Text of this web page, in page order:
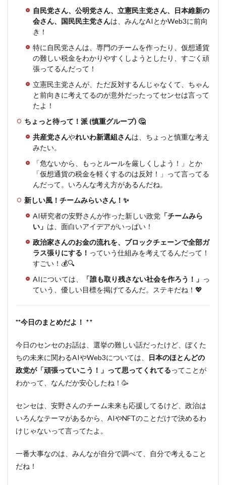
自民党さん、公明党さん、立憲民主党さん、日本維新の
会さん、国民民主党さんは、みんなAIとかWeb3に前向
き！
特に自民党さんは、専門のチームを作ったり、仮想通貨
の難しい税金をわかりやすくしようとしたり、すごく頑
張ってるんだって！
立憲民主党さんが、ただ反対するんじゃなくて、ちゃん
と前向きに考えてるのが意外だったってセンセは言って
たよ！
ちょっと待って！派 (慎重グループ) 🤔
共産党さんやれいわ新選組さんは、ちょっと慎重な考え
みたい。
「危ないから、もっとルールを厳しくしよう！」とか
「仮想通貨の税金を軽くするのは反対！」って言ってる
んだって。いろんな考え方があるんだね。
新しい風！チームみらいさん！✨
AI研究者の安野さんが作った新しい政党 「チームみら
い」 は、面白いアイデアがいっぱい！
政治家さんのお金の流れを、ブロックチェーンで全部ガ
ラス張りにする！ っていう仕組みを考えてるんだって！
すごい！💰🔍
AIについては、
「誰も取り残さない社会を作ろう！」 っ
ていう、優しい目標を掲げてるんだ。ステキだね！💖
**今日のまとめだよ！ **
今日のセンセのお話は、選挙の難しい話だったけど、ぼくた
ちの未来に関わるAIやWeb3については、
日本のほとんどの
政党が「頑張っていこう！」って思ってくれてるってことが
わかって、なんだか安心したね！🥳
センセは、安野さんのチーム未来も応援してるけど、政治は
いろんなテーマがあるから、AIやNFTのことだけで決めるわ
けじゃないって言ってたよ。
一番大事なのは、みんなが自分で調べて、自分で考えること
だね！